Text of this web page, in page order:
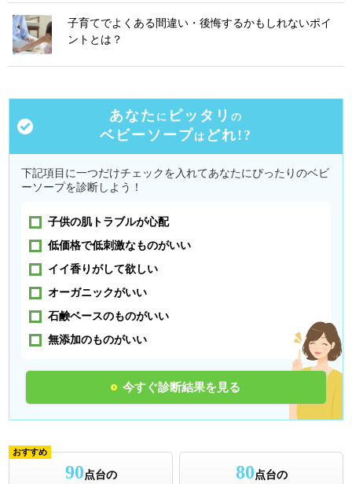
子育てでよくある間違い・後悔するかもしれないポイ
ントとは？
あなた に ピッタリ の
ベビーソープは どれ!?
下記項目に一つだけチェックを入れてあなたにぴったりのベビ
ーソープを診断しよう！
子供の肌トラブルが心配
低価格で低刺激なものがいい
イイ香りがして欲しい
オーガニックがいい
石鹸ベースのものがいい
無添加のものがいい
今すぐ診断結果を見る
おすすめ
90点台の
80点台の